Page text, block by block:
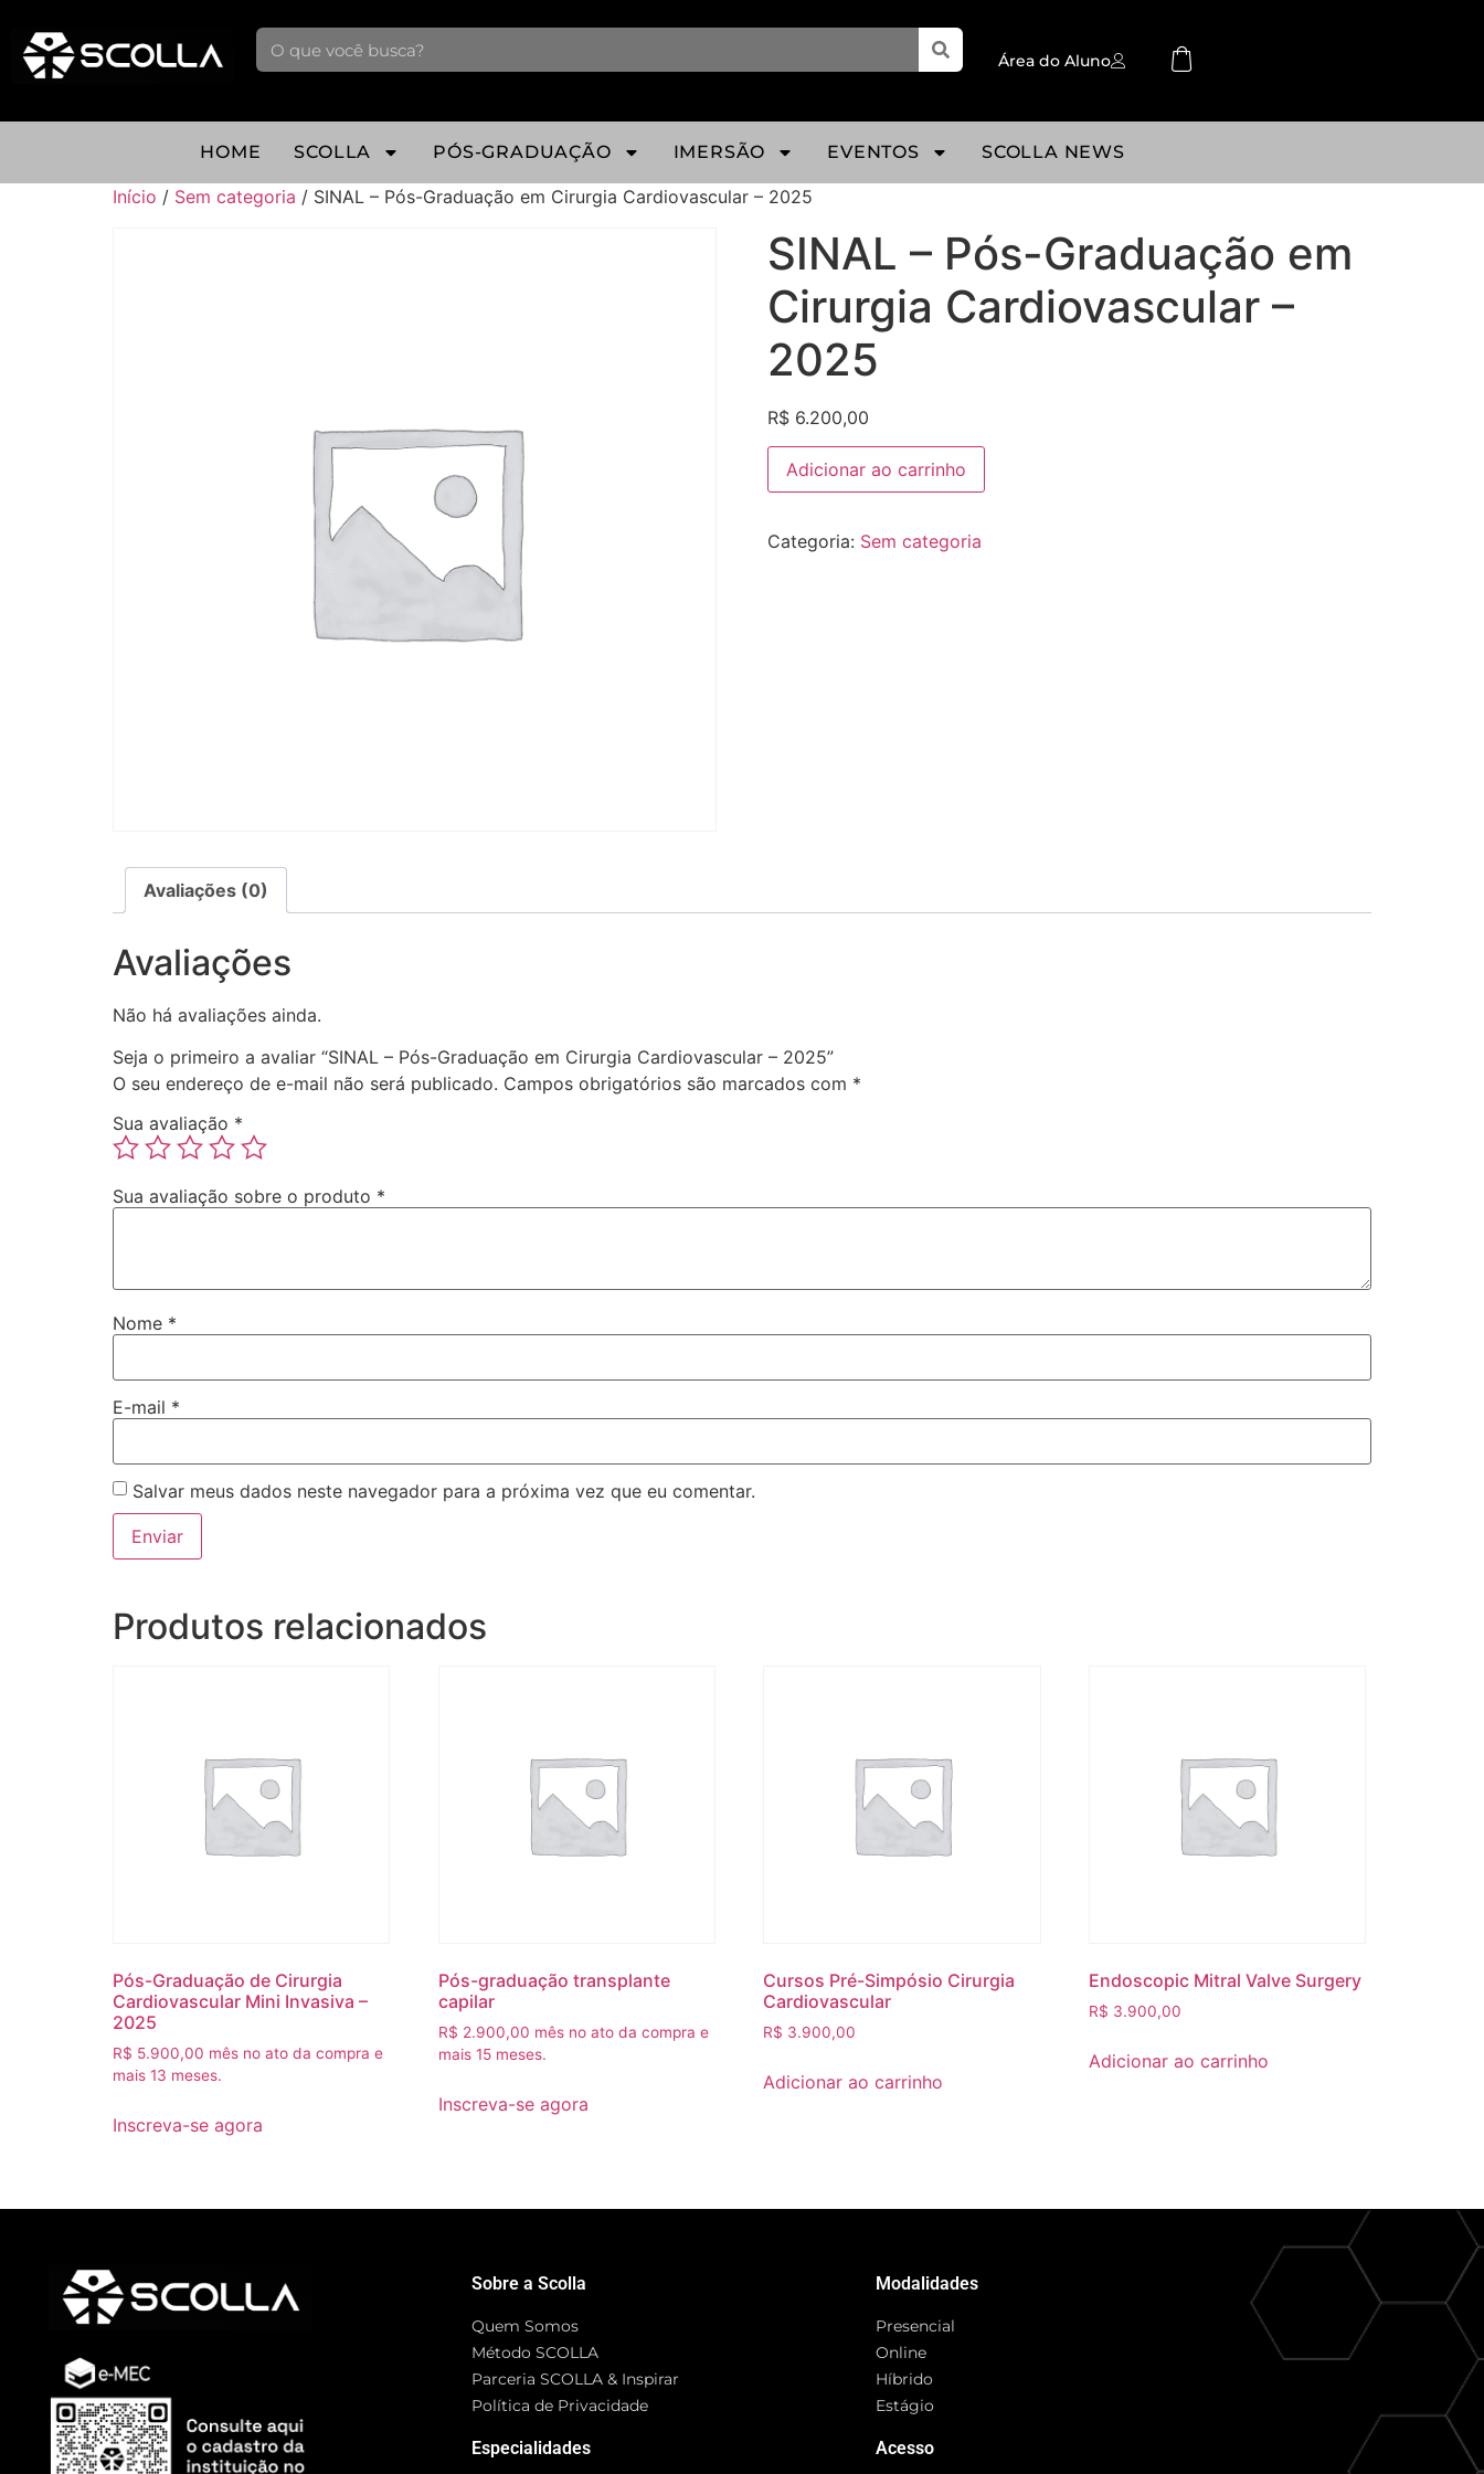
Área do Aluno
HOME SCOLLA PÓS-GRADUAÇÃO IMERSÃO EVENTOS SCOLLA NEWS
Início / Sem categoria / SINAL – Pós-Graduação em Cirurgia Cardiovascular – 2025
SINAL – Pós-Graduação em
Cirurgia Cardiovascular –
2025
R$6.200,00
Adicionar ao carrinho
Categoria: Sem categoria
Avaliações (0)
Avaliações
Não há avaliações ainda.
Seja o primeiro a avaliar “SINAL – Pós-Graduação em Cirurgia Cardiovascular – 2025”
O seu endereço de e-mail não será publicado. Campos obrigatórios são marcados com *
Sua avaliação *
Sua avaliação sobre o produto *
Nome *
E-mail *
Salvar meus dados neste navegador para a próxima vez que eu comentar.
Produtos relacionados
Pós-Graduação de Cirurgia
Cardiovascular Mini Invasiva –
2025
R$ 5.900,00 mês no ato da compra e
mais 13 meses.
Inscreva-se agora
Pós-graduação transplante
capilar
R$ 2.900,00 mês no ato da compra e
mais 15 meses.
Inscreva-se agora
Cursos Pré-Simpósio Cirurgia
Cardiovascular
R$ 3.900,00
Adicionar ao carrinho
Endoscopic Mitral Valve Surgery
R$ 3.900,00
Adicionar ao carrinho
Sobre a Scolla
Quem Somos
Método SCOLLA
Parceria SCOLLA & Inspirar
Política de Privacidade
Especialidades
Modalidades
Presencial
Online
Híbrido
Estágio
Acesso